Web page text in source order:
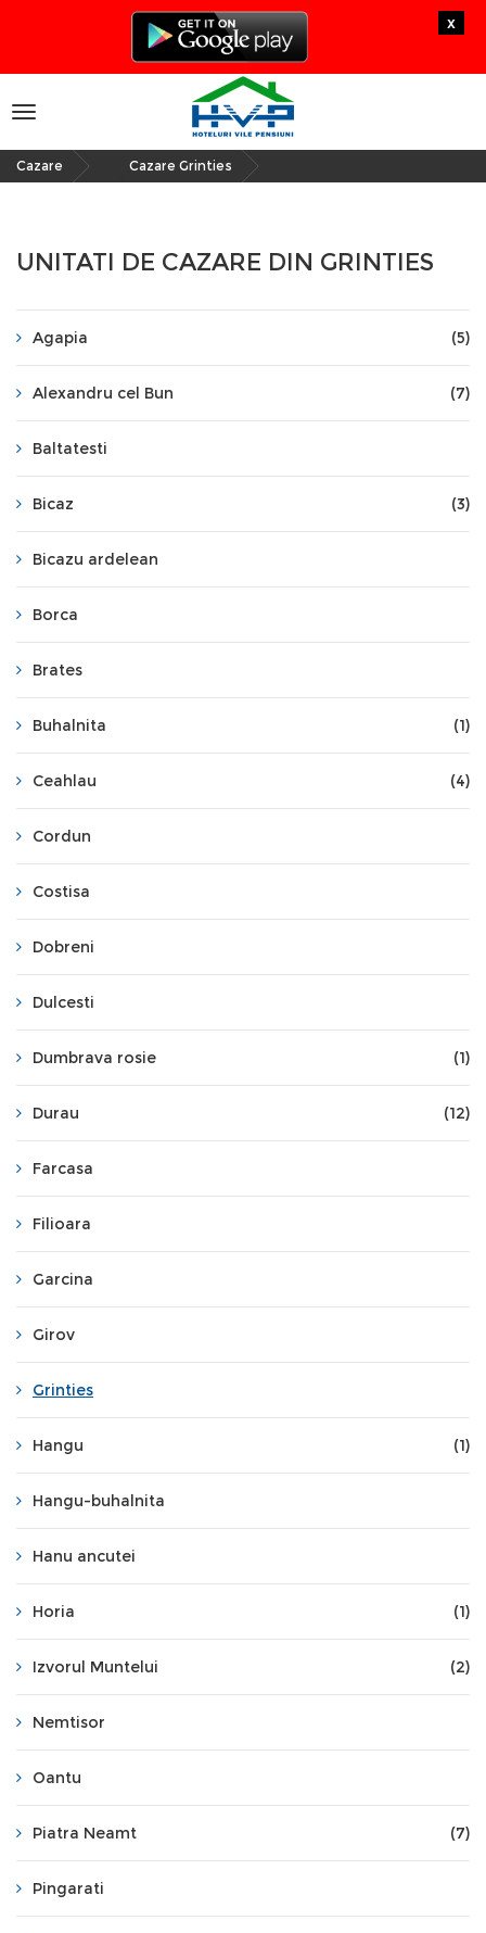
x
Toggle
navigation
Cazare Cazare Grinties
UNITATI DE CAZARE DIN GRINTIES
Agapia (5)
Alexandru cel Bun (7)
Baltatesti
Bicaz (3)
Bicazu ardelean
Borca
Brates
Buhalnita (1)
Ceahlau (4)
Cordun
Costisa
Dobreni
Dulcesti
Dumbrava rosie (1)
Durau (12)
Farcasa
Filioara
Garcina
Girov
Grinties
Hangu (1)
Hangu-buhalnita
Hanu ancutei
Horia (1)
Izvorul Muntelui (2)
Nemtisor
Oantu
Piatra Neamt (7)
Pingarati